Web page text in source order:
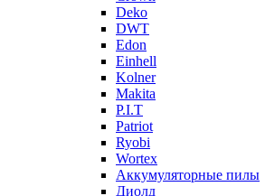
Deko
DWT
Edon
Einhell
Kolner
Makita
P.I.T
Patriot
Ryobi
Wortex
Аккумуляторные пилы
Диолд